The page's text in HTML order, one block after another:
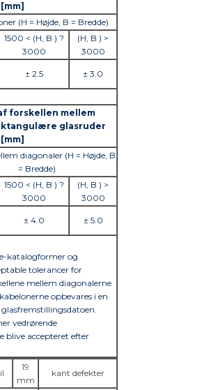
[mm]
(H = Højde, B = Bredde)
1500 < (H, B ) ?
3000
(H, B ) >
3000
± 2.5 ± 3.0
forskellen mellem
glasruder
[mm]
diagonaler (H = Højde, B
= Bredde)
1500 < (H, B ) ?
3000
(H, B ) >
3000
± 4.0 ± 5.0
katalogformer og
tolerancer for
mellem diagonalerne
opbevares i en
vedrørende
blive accepteret efter
19
mm
kant defekter